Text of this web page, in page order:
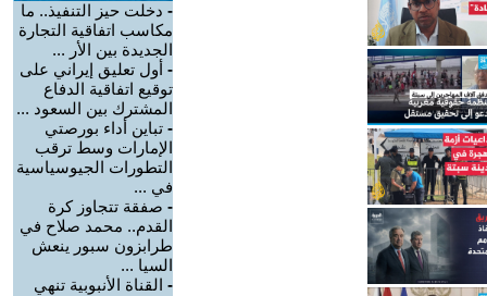
- دخلت حيز التنفيذ.. ما
مكاسب اتفاقية التجارة
الجديدة بين الأر ...
- أول تعليق إيراني على
توقيع اتفاقية الدفاع
المشترك بين السعود ...
- تباين أداء بورصتي
الإمارات وسط ترقب
التطورات الجيوسياسية
في ...
- صفقة تتجاوز كرة
القدم.. محمد صلاح في
طرابزون سبور ينعش
السيا ...
- القناة الأنبوبية تنهي